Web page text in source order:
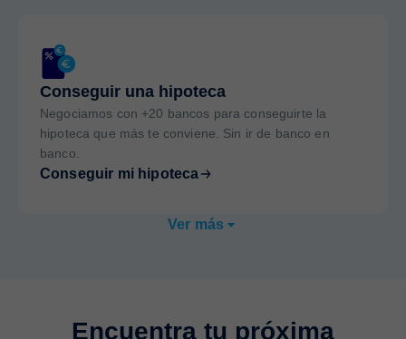
Conseguir una hipoteca
Negociamos con +20 bancos para conseguirte la
hipoteca que más te conviene. Sin ir de banco en
banco.
Conseguir mi hipoteca
Ver más
Encuentra tu próxima